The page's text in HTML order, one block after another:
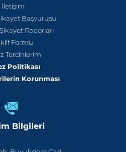
İletişim
Başvurusu
Raporları
Formu
Tercihlerim
Politikası
Korunması
Bilgileri